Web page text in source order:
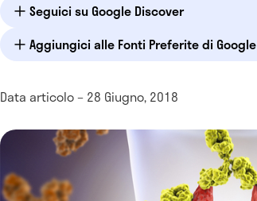
Seguici su Google Discover
Aggiungici alle Fonti Preferite di Google
Data articolo – 28 Giugno, 2018